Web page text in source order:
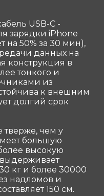
USB-С -
зарядки iPhone
на 50% за 30 мин),
данных на
конструкция в
тонкого и
из
к внешним
долгий срок
тверже, чем у
большую
высокую
кг и более 30000
надломов и
150 см.